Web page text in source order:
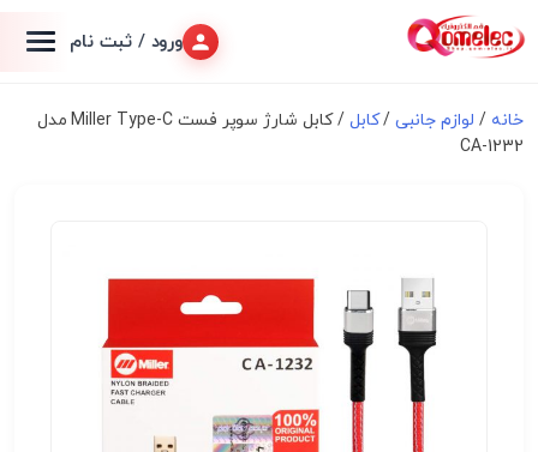
ورود / ثبت نام
خانه / لوازم جانبی/کابل
/ کابل شارژ سوپر فست Miller Type-C مدل
CA-1232